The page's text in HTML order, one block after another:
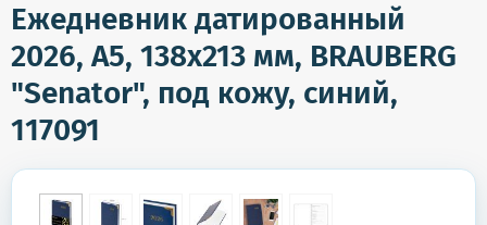
Ежедневник датированный
2026, А5, 138x213 мм, BRAUBERG
"Senator", под кожу, синий,
117091